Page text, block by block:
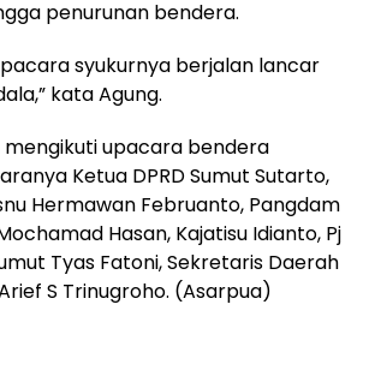
penurunan bendera.
syukurnya berjalan lancar
kata Agung.
mengikuti upacara bendera
Ketua DPRD Sumut Sutarto,
Hermawan Februanto, Pangdam
Hasan, Kajatisu Idianto, Pj
Tyas Fatoni, Sekretaris Daerah
S Trinugroho. (Asarpua)